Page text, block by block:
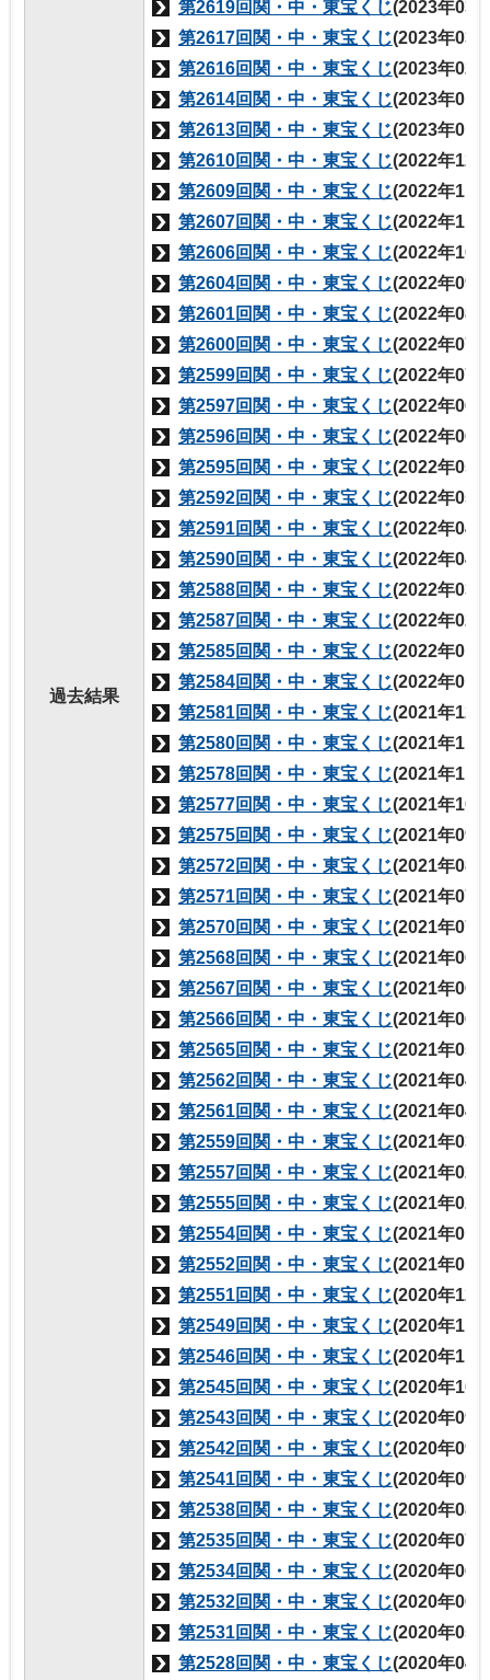
過去結果
第2619回関・中・東宝くじ(2023年03
第2617回関・中・東宝くじ(2023年03
第2616回関・中・東宝くじ(2023年02
第2614回関・中・東宝くじ(2023年01
第2613回関・中・東宝くじ(2023年01
第2610回関・中・東宝くじ(2022年12
第2609回関・中・東宝くじ(2022年11
第2607回関・中・東宝くじ(2022年11
第2606回関・中・東宝くじ(2022年10
第2604回関・中・東宝くじ(2022年09
第2601回関・中・東宝くじ(2022年08
第2600回関・中・東宝くじ(2022年07
第2599回関・中・東宝くじ(2022年07
第2597回関・中・東宝くじ(2022年06
第2596回関・中・東宝くじ(2022年06
第2595回関・中・東宝くじ(2022年05
第2592回関・中・東宝くじ(2022年05
第2591回関・中・東宝くじ(2022年04
第2590回関・中・東宝くじ(2022年04
第2588回関・中・東宝くじ(2022年03
第2587回関・中・東宝くじ(2022年02
第2585回関・中・東宝くじ(2022年01
第2584回関・中・東宝くじ(2022年01
第2581回関・中・東宝くじ(2021年12
第2580回関・中・東宝くじ(2021年11
第2578回関・中・東宝くじ(2021年11
第2577回関・中・東宝くじ(2021年10
第2575回関・中・東宝くじ(2021年09
第2572回関・中・東宝くじ(2021年08
第2571回関・中・東宝くじ(2021年07
第2570回関・中・東宝くじ(2021年07
第2568回関・中・東宝くじ(2021年06
第2567回関・中・東宝くじ(2021年06
第2566回関・中・東宝くじ(2021年06
第2565回関・中・東宝くじ(2021年05
第2562回関・中・東宝くじ(2021年04
第2561回関・中・東宝くじ(2021年04
第2559回関・中・東宝くじ(2021年03
第2557回関・中・東宝くじ(2021年02
第2555回関・中・東宝くじ(2021年02
第2554回関・中・東宝くじ(2021年01
第2552回関・中・東宝くじ(2021年01
第2551回関・中・東宝くじ(2020年12
第2549回関・中・東宝くじ(2020年11
第2546回関・中・東宝くじ(2020年11
第2545回関・中・東宝くじ(2020年10
第2543回関・中・東宝くじ(2020年09
第2542回関・中・東宝くじ(2020年09
第2541回関・中・東宝くじ(2020年09
第2538回関・中・東宝くじ(2020年08
第2535回関・中・東宝くじ(2020年07
第2534回関・中・東宝くじ(2020年06
第2532回関・中・東宝くじ(2020年06
第2531回関・中・東宝くじ(2020年05
第2528回関・中・東宝くじ(2020年04